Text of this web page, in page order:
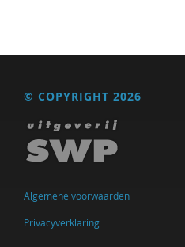
Jessica Benjamin
J. van den Berg
Marjo van Bergen
Frans Berkers
Remko Berkhout
© COPYRIGHT 2026
Algemene voorwaarden
Privacyverklaring